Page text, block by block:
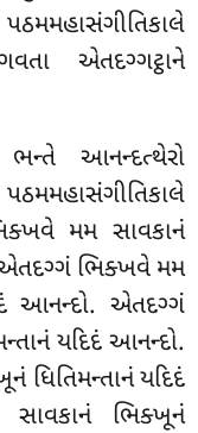
એતદગ્ગટ્ઠાને
ભન્તે આનન્દત્થેરો
મમ સાવકાનં
ભિક્ખવે મમ
આનન્દો. એતદગ્ગં
યદિદં આનન્દો.
ધિતિમન્તાનં યદિદં
ભિક્ખૂનં